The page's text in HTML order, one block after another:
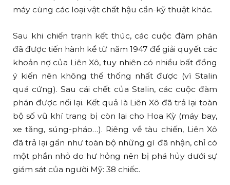
máy cùng các loại vật chất hậu cần-kỹ thuật khác.
Sau khi chiến tranh kết thúc, các cuộc đàm phán
đã được tiến hành kể từ năm 1947 để giải quyết các
khoản nợ của Liên Xô, tuy nhiên có nhiều bất đồng
ý kiến nên không thể thống nhất được (vì Stalin
quá cứng). Sau cái chết của Stalin, các cuộc đàm
phán được nối lại. Kết quả là Liên Xô đã trả lại toàn
bộ số vũ khí trang bị còn lại cho Hoa Kỳ (máy bay,
xe tăng, súng-pháo…). Riêng về tàu chiến, Liên Xô
đã trả lại gần như toàn bộ những gì đã nhận, chỉ có
một phần nhỏ do hư hỏng nên bị phá hủy dưới sự
giám sát của người Mỹ: 38 chiếc.